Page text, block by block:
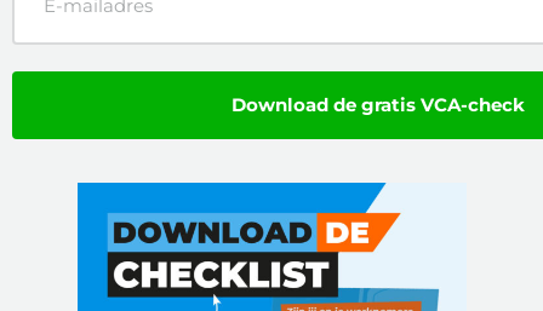
(Vereist)